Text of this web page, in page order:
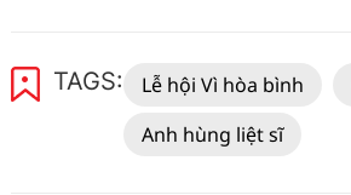
TAGS: Lễ hội Vì hòa bình
Anh hùng liệt sĩ